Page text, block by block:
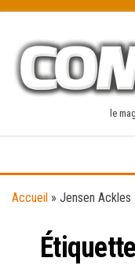
content
le
Accueil » Jensen Ackles